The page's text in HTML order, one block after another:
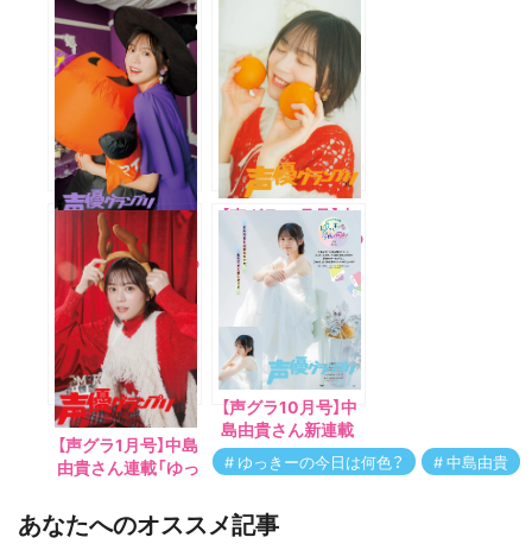
【声グラ11月号】中
島由貴さん連載「ゆ
っきーの今日は何
色？」今回は「紫色」
【声グラ12月号】中
島由貴さん連載「ゆ
っきーの今日は何
色？」今回は「オレ
【声グラ1月号】中島
由貴さん連載「ゆっ
色？」今回は「赤色」
【声グラ10月号】中
島由貴さん新連載
「ゆっきーの今日は
何色？」がスター
色」
ゆっきーの今日は何色？ 中島由貴
あなたへのオススメ記事